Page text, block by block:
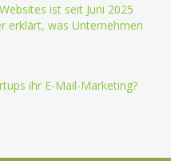
ist seit Juni 2025
erklärt, was Unternehmen
ihr E-Mail-Marketing?